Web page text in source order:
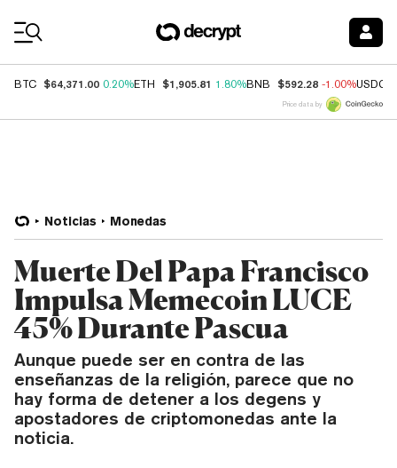
BTC $64,371.00 0.20%ETH $1,905.81 1.80%BNB $592.28 -1.00%USDC
Price data by
Noticias Monedas
Muerte Del Papa Francisco
Impulsa Memecoin LUCE
45% Durante Pascua
Aunque puede ser en contra de las
enseñanzas de la religión, parece que no
hay forma de detener a los degens y
apostadores de criptomonedas ante la
noticia.